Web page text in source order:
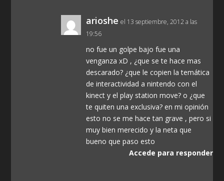
arioshe el 13 septiembre, 2012 a las
19:56
no fue un golpe bajo fue una
venganza xD , ¿que se te hace mas
descarado? ¿que le copien la temática
de interactividad a nintendo con el
kinect y el play station move? o ¿que
te quiten una exclusiva? en mi opinión
esto no se me hace tan grave , pero si
muy bien merecido y la neta que
bueno que paso esto
Accede para responder